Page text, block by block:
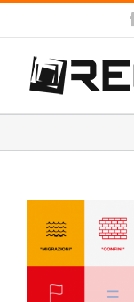
al
contenuto
immagine